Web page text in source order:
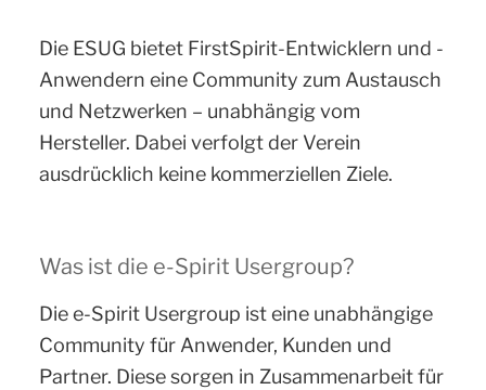
Die ESUG bietet FirstSpirit-Entwicklern und -
Anwendern eine Community zum Austausch
und Netzwerken – unabhängig vom
Hersteller. Dabei verfolgt der Verein
ausdrücklich keine kommerziellen Ziele.
Was ist die e-Spirit Usergroup?
Die e-Spirit Usergroup ist eine unabhängige
Community für Anwender, Kunden und
Partner. Diese sorgen in Zusammenarbeit für